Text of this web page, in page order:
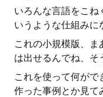
いろんな言語をこね
いうような仕組みに
これの小規模版、
は出せるんでね、そ
これを使って何が
作った事例とか見て